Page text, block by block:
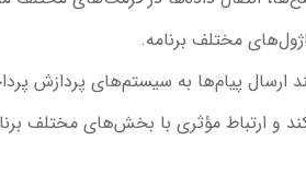
مختلف برنامه.
پیام‌ها به سیستم‌های پردازش
و ارتباط مؤثری با بخش‌های مختلف